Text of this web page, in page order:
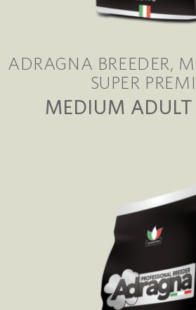
ADRAGNA BREEDER
SUPER
MEDIUM ADULT